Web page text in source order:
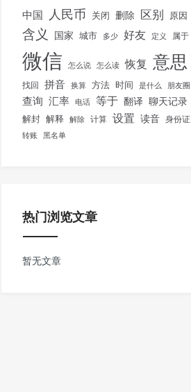
中国 人民币 关闭 删除 区别 原因
含义 国家 城市 多少 好友 定义 属于
微信 怎么说 怎么读 恢复 意思
找回 拼音 换算 方法 时间 是什么 朋友圈
查询 汇率 电话 等于 翻译 聊天记录
解封 解释 解除 计算 设置 读音 身份证
转账 黑名单
热门浏览文章
暂无文章